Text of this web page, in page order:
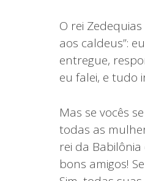
O rei
aos caldeus”:
entregue,
eu falei, e tudo
Mas se vocês
todas as
rei da
bons amigos!